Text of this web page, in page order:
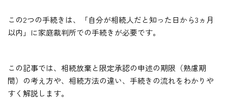
この2つの手続きは、「自分が相続人だと知った日から3ヵ月
以内」に家庭裁判所での手続きが必要です。
この記事では、相続放棄と限定承認の申述の期限（熟慮期
間）の考え方や、相続方法の違い、手続きの流れをわかりや
すく解説します。